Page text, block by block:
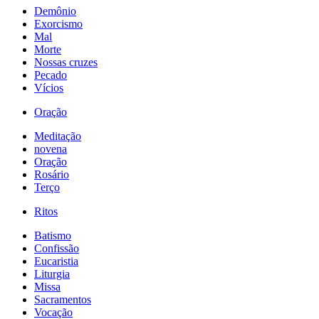
Demônio
Exorcismo
Mal
Morte
Nossas cruzes
Pecado
Vícios
Oração
Meditação
novena
Oração
Rosário
Terço
Ritos
Batismo
Confissão
Eucaristia
Liturgia
Missa
Sacramentos
Vocação